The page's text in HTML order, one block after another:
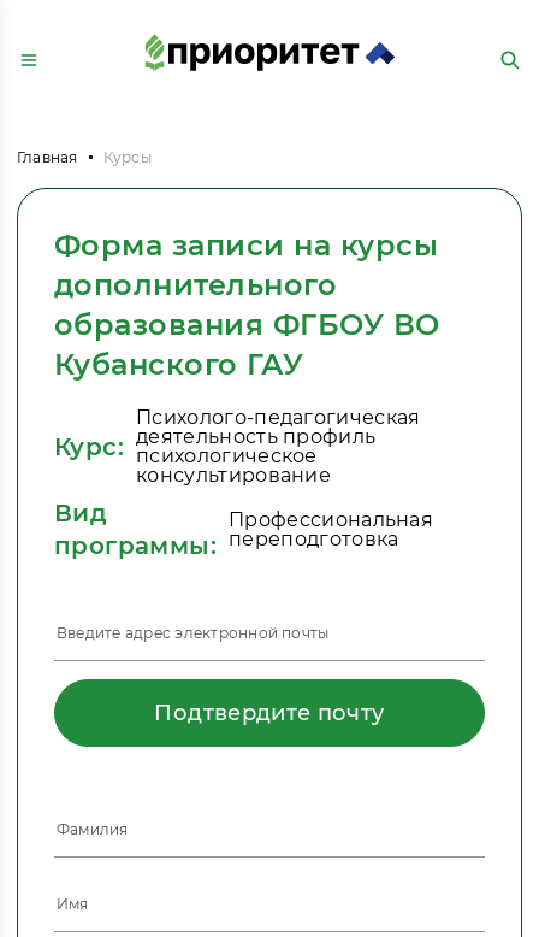
Главная Курсы
Форма записи на курсы
дополнительного
образования ФГБОУ ВО
Кубанского ГАУ
Курс:
Психолого-педагогическая
деятельность профиль
психологическое
консультирование
Вид
программы:
Профессиональная
переподготовка
Подтвердите почту